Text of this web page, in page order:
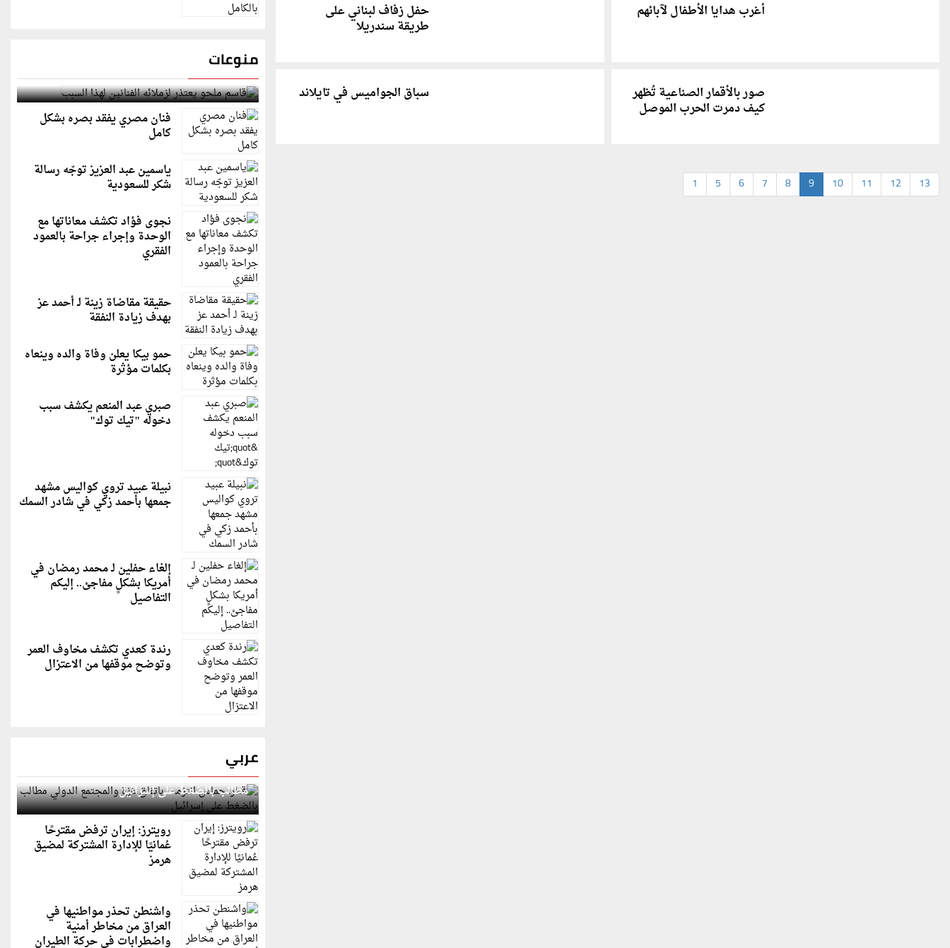
أغرب هدايا الأطفال لآبائهم حفل زفاف لبناني على
طريقة سندريلا
صور بالأقمار الصناعية تُظهر
كيف دمرت الحرب الموصل
سباق الجواميس في تايلاند
1 5 6 7 8 9 10 11 12 13
منوعات
قاسم ملحو يعتذر لزملائه الفنانين لهذا السبب
فنان مصري يفقد بصره بشكل
كامل
ياسمين عبد العزيز توجّه رسالة
شكر للسعودية
نجوى فؤاد تكشف معاناتها مع
الوحدة وإجراء جراحة بالعمود
الفقري
حقيقة مقاضاة زينة لـ أحمد عز
بهدف زيادة النفقة
حمو بيكا يعلن وفاة والده وينعاه
بكلمات مؤثرة
صبري عبد المنعم يكشف سبب
دخوله "تيك توك"
نبيلة عبيد تروي كواليس مشهد
جمعها بأحمد زكي في شادر السمك
إلغاء حفلين لـ محمد رمضان في
أمريكا بشكلٍ مفاجئ.. إليكم
التفاصيل
رندة كعدي تكشف مخاوف العمر
وتوضح موقفها من الاعتزال
عربي
قطر: حماس التزمت باتفاق غزة والمجتمع الدولي
مطالب بالضغط على إسرائيل
رويترز: إيران ترفض مقترحًا
عُمانيًا للإدارة المشتركة لمضيق
هرمز
واشنطن تحذر مواطنيها في
العراق من مخاطر أمنية
واضطرابات في حركة الطيران